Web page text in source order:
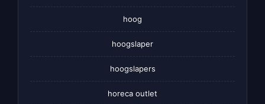
hoog
hoogslaper
hoogslapers
horeca outlet